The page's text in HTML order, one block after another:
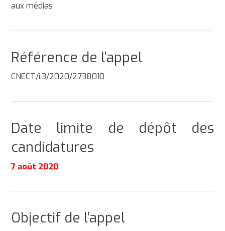
aux médias
Référence de l’appel
CNECT/i.3/2020/2738010
Date limite de dépôt des
candidatures
7 août 2020
Objectif de l’appel